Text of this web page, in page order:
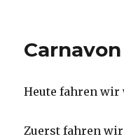
Carnavon
Heute fahren wir
Zuerst fahren